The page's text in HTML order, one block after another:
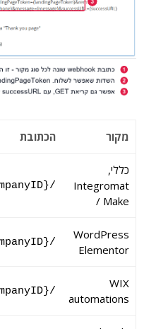
מקור הכתובת
כללי,
Integromat
/ Make
/api/landingPage/{companyID}
WordPress
Elementor
/api/landingPageForm/{companyID}
WIX
automations
/api/landingPageData/{companyID}